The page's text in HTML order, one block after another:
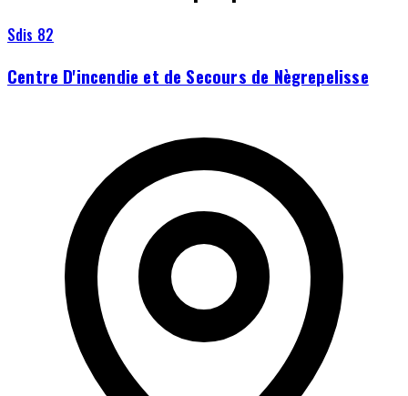
Sdis 82
Centre D'incendie et de Secours de Nègrepelisse